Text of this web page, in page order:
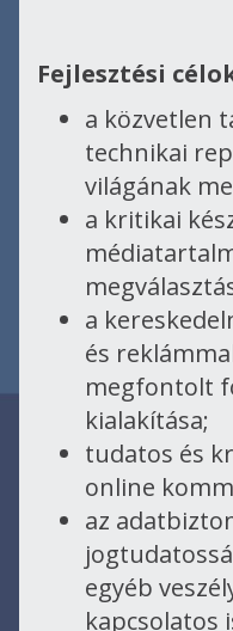
Fejlesztési
a közvetlen
technikai
világának
a kritikai
a
és
megfontolt
kialakítása;
tudatos és
online
az
egyéb
kapcsolatos